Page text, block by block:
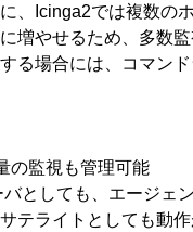
に、Icinga2では複数の
増やせるため、多数
る場合には、コマン
の監視も管理可能
バとしても、エージェ
テライトとしても動作